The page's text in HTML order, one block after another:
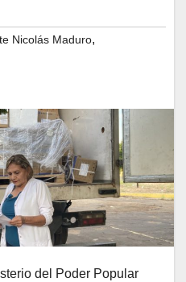
Nicolás Maduro,
del Poder Popular